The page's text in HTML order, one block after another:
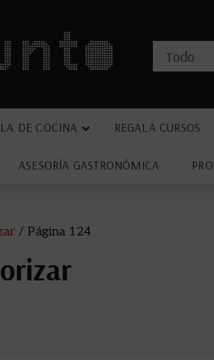
DE COCINA REGALA CURSOS
ASESORÍA GASTRONÓMICA
/ Página 124